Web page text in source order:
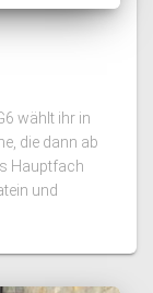
wählt ihr in
die dann ab
Hauptfach
und